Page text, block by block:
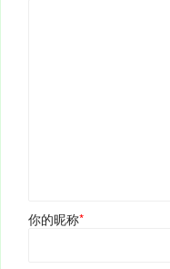
你的昵称*